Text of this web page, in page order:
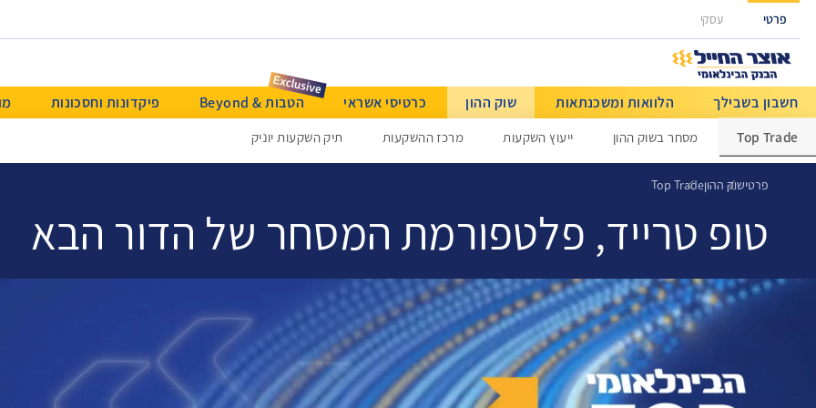
גישה ישירה לכפתור כניסה לחשבונך
פרטי עסקי
חשבון בשבילך הלוואות ומשכנתאות שוק ההון
Top Trade מסחר בשוק ההון ייעוץ השקעות מרכז ההשקעות תיק השקעות יוניק
כרטיסי אשראי הטבות & Beyond פיקדונות וחסכונות
מט"ח ותשלומים בינלאומיים
פרטישוק ההוןTop Trade
טופ טרייד, פלטפורמת המסחר של הדור הבא